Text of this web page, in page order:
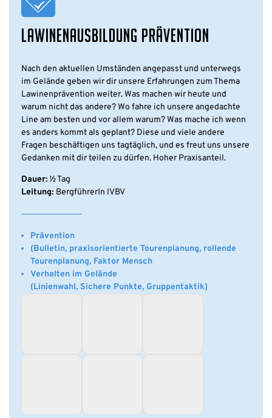
LAWINENAUSBILDUNG PRÄVENTION
Nach den aktuellen Umständen angepasst und unterwegs
im Gelände geben wir dir unsere Erfahrungen zum Thema
Lawinenprävention weiter. Was machen wir heute und
warum nicht das andere? Wo fahre ich unsere angedachte
Line am besten und vor allem warum? Was mache ich wenn
es anders kommt als geplant? Diese und viele andere
Fragen beschäftigen uns tagtäglich, und es freut uns unsere
Gedanken mit dir teilen zu dürfen. Hoher Praxisanteil.
Dauer: ½ Tag
Leitung: BergführerIn IVBV
Prävention
(Bulletin, praxisorientierte Tourenplanung, rollende
Tourenplanung, Faktor Mensch
Verhalten im Gelände
(Linienwahl, Sichere Punkte, Gruppentaktik)